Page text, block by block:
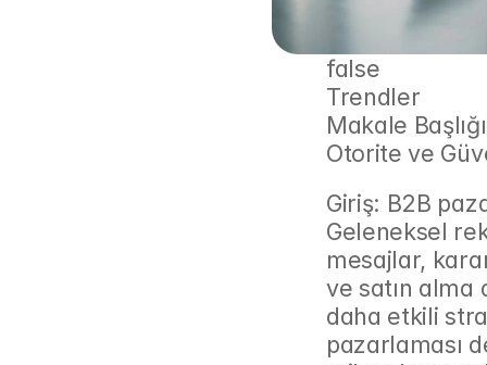
false
Trendler
Makale
Otorite ve
Giriş: B2B
Geleneksel
mesajlar,
ve satın alma
daha etkili
pazarlaması